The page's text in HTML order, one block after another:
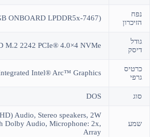
נפח
הזיכרון
(32GB (32GB ONBOARD LPDDR5x-7467
גודל
דיסק
M.2 2242 PCIe® 4.0×4 NVMe
כרטיס
גרפי
Intel® Arc™ Graphics
סוג DOS
שמע
Audio, Stereo speakers, 2W
Dolby Audio, Microphone: 2x,
Array